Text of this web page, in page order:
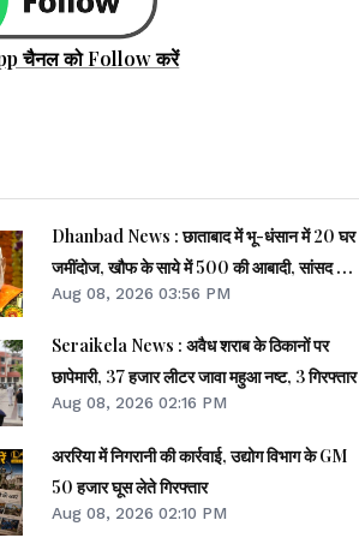
चैनल को Follow करें
Dhanbad News : छाताबाद में भू-धंसान में 20 घर
जमींदोज, खौफ के साये में 500 की आबादी, सांसद को
झेलना पड़ा गुस्सा
Aug 08, 2026 03:56 PM
Seraikela News : अवैध शराब के ठिकानों पर
छापेमारी, 37 हजार लीटर जावा महुआ नष्ट, 3 गिरफ्तार
Aug 08, 2026 02:16 PM
अररिया में निगरानी की कार्रवाई, उद्योग विभाग के GM
50 हजार घूस लेते गिरफ्तार
Aug 08, 2026 02:10 PM